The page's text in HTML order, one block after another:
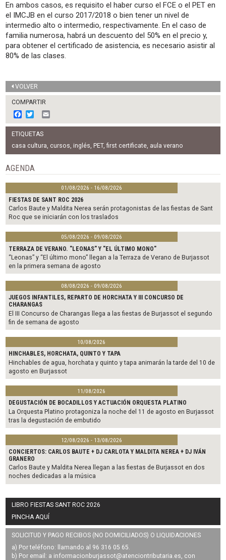
En ambos casos, es requisito el haber curso el FCE o el PET en
el IMCJB en el curso 2017/2018 o bien tener un nivel de
intermedio alto o intermedio, respectivamente. En el caso de
familia numerosa, habrá un descuento del 50% en el precio y,
para obtener el certificado de asistencia, es necesario asistir al
80% de las clases.
VOLVER
COMPARTIR
F
a
c
e
b
o
o
k
w
i
t
t
e
m
l
ETIQUETAS
casa cultura, cursos, inglés, PET,first certificate, aula verano
AGENDA
01/08/2026 - 16/08/2026
FIESTAS DE SANT ROC 2026
Carlos Baute y Maldita Nerea serán protagonistas de las fiestas de Sant
Roc que se iniciarán con los traslados
05/08/2026 - 09/08/2026
TERRAZA DE VERANO. "LEONAS" Y "EL ÚLTIMO MONO"
“Leonas” y “El último mono” llegan a la Terraza de Verano de Burjassot
en la primera semana de agosto
08/08/2026 - 09/08/2026
JUEGOS INFANTILES, REPARTO DE HORCHATA Y III CONCURSO DE
CHARANGAS
El III Concurso de Charangas llega a las fiestas de Burjassot el segundo
fin de semana de agosto
10/08/2026
HINCHABLES, HORCHATA, QUINTO Y TAPA
Hinchables de agua, horchata y quinto y tapa animarán la tarde del 10 de
agosto en Burjassot
11/08/2026
DEGUSTACIÓN DE BOCADILLOS Y ACTUACIÓN ORQUESTA PLATINO
La Orquesta Platino protagoniza la noche del 11 de agosto en Burjassot
tras la degustación de embutido
12/08/2026 - 13/08/2026
CONCIERTOS: CARLOS BAUTE + DJ CARLOTA Y MALDITA NEREA + DJ IVÁN
GRANERO
Carlos Baute y Maldita Nerea llegan a las fiestas de Burjassot en dos
noches dedicadas a la música
LIBRO FIESTAS SANT ROC 2026
PINCHA AQUÍ
SOLICITUD Y PAGO RECIBOS (NO DOMICILIADOS) O LIQUIDACIONES
a) Por teléfono: llamando al 96 316 05 65.
b) Por email: a informacionburjassot@atenciontributaria.es, con